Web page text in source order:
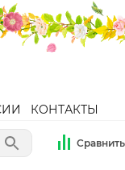
КОНТАКТЫ
Сравнить